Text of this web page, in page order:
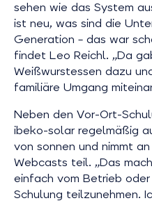
sehen wie das System
ist neu, was sind die
Generation – das war
findet Leo Reichl. „Da
Weißwurstessen dazu
familiäre Umgang
Neben den Vor-Ort-
ibeko-solar regelmäßig
von sonnen und nimmt
Webcasts teil. „Das
einfach vom Betrieb
Schulung teilzunehmen.